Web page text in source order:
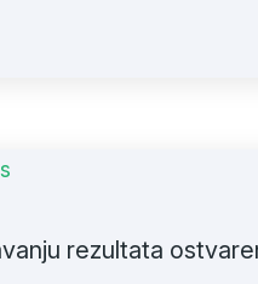
rezultata